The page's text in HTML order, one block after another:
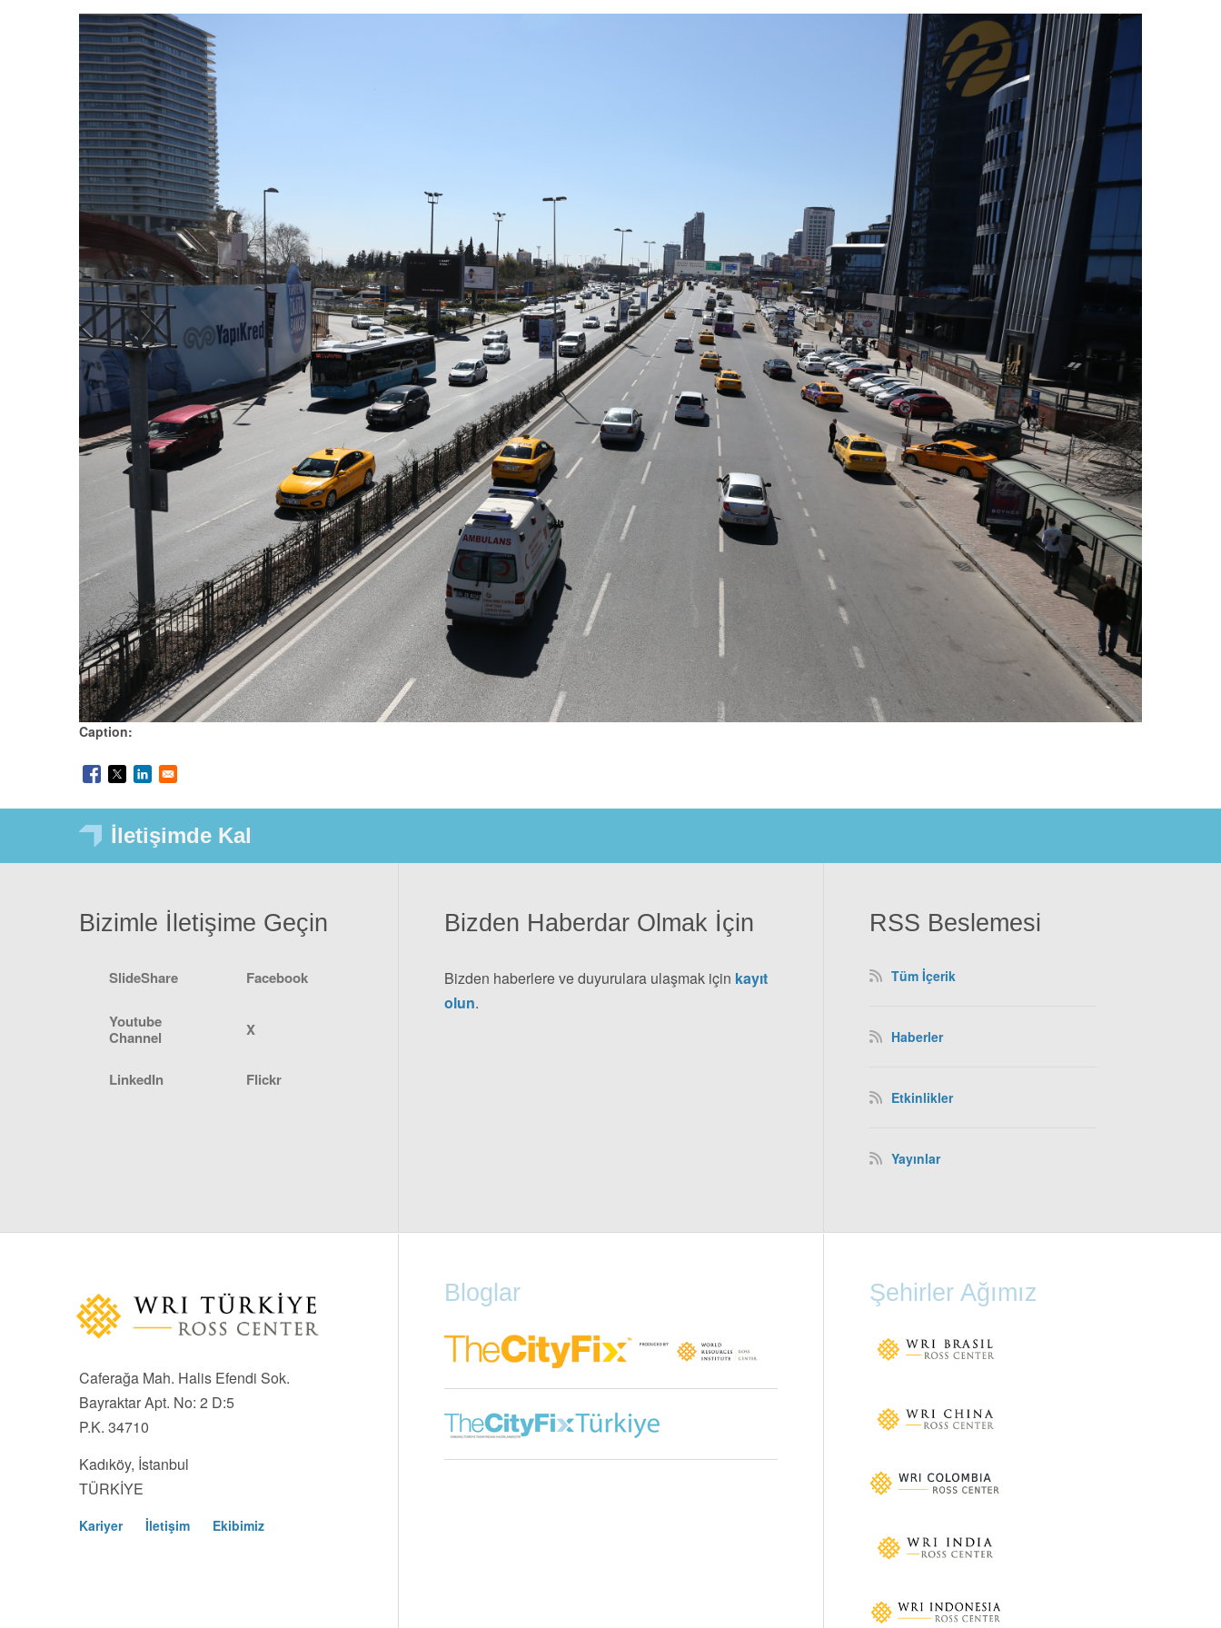
Caption
İletişimde Kal
RSS Beslemesi
Tüm İçerik
Haberler
Etkinlikler
Yayınlar
Bizden Haberdar Olmak İçin
Bizden haberlere ve duyurulara ulaşmak için kayıt
olun.
Bizimle İletişime Geçin
SlideShare Facebook
Youtube
Channel
X
LinkedIn Flickr
Bloglar Şehirler Ağımız
Caferağa Mah. Halis Efendi Sok.
Bayraktar Apt. No: 2 D:5
P.K. 34710
Kadıköy, İstanbul
TÜRKİYE
Kariyer İletişim Ekibimiz